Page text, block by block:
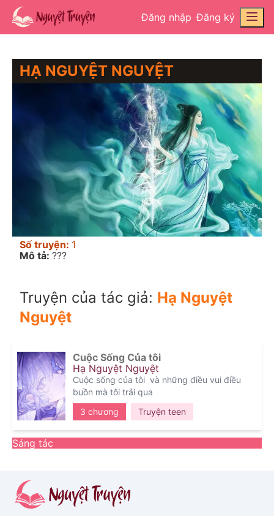
Đăng nhập Đăng ký
HẠ NGUYỆT NGUYỆT
Số truyện: 1
Mô tả: ???
Truyện của tác giả: Hạ Nguyệt
Nguyệt
Cuộc Sống Của tôi
Hạ Nguyệt Nguyệt
Cuộc sống của tôi và những điều vui điều
buồn mà tôi trải qua
3 chương
Truyện teen
Sáng tác